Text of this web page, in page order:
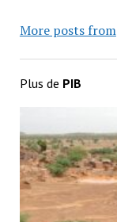
More posts from
Plus de PIB